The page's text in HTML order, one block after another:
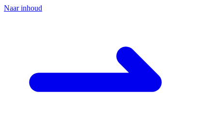
Naar inhoud